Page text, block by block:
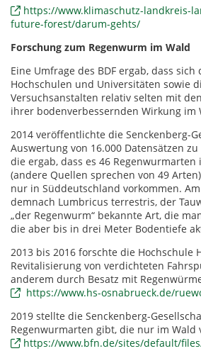
https://www.klimaschutz-landkreis-
future-forest/darum-gehts/
Forschung zum Regenwurm im Wald
Eine Umfrage des BDF ergab, dass
Hochschulen und Universitäten sowie
Versuchsanstalten relativ selten mit
ihrer bodenverbessernden Wirkung im
2014 veröffentlichte die Senckenberg-
Auswertung von 16.000 Datensätzen
die ergab, dass es 46
(andere Quellen sprechen von 49
nur in Süddeutschland vorkommen.
demnach Lumbricus terrestris, der
„der Regenwurm“ bekannte Art, die
die aber bis in drei Meter Bodentiefe
2013 bis 2016 forschte die Hochschule
Revitalisierung von verdichteten
anderem durch Besatz mit
https://www.hs-osnabrueck.de/
2019 stellte die Senckenberg-
Regenwurmarten gibt, die nur im Wald
https://www.bfn.de/sites/default/